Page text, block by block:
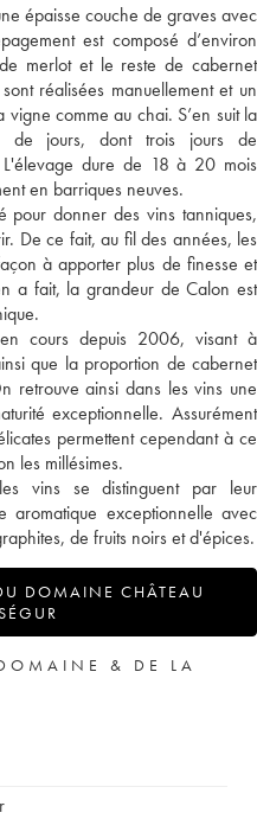
épaisse couche de graves avec
est composé d’environ
merlot et le reste de cabernet
réalisées manuellement et un
comme au chai. S’en suit la
de jours, dont trois jours de
dure de 18 à 20 mois
en barriques neuves.
pour donner des vins tanniques,
De ce fait, au fil des années, les
à apporter plus de finesse et
a fait, la grandeur de Calon est
cours depuis 2006, visant à
que la proportion de cabernet
retrouve ainsi dans les vins une
exceptionnelle. Assurément
permettent cependant à ce
les millésimes.
vins se distinguent par leur
aromatique exceptionnelle avec
de fruits noirs et d'épices.
DOMAINE CHÂTEAU
& DE LA